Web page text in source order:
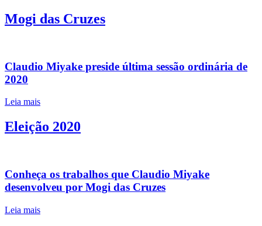
Mogi das Cruzes
Claudio Miyake preside última sessão ordinária de
2020
Leia mais
Eleição 2020
Conheça os trabalhos que Claudio Miyake
desenvolveu por Mogi das Cruzes
Leia mais